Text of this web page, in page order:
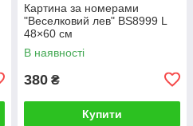
Картина за номерами
"Веселковий лев" BS8999 L
48×60 см
В наявності
380 ₴
Купити